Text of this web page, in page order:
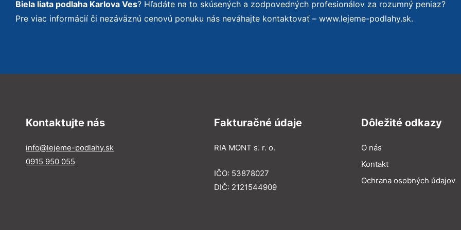
Biela liata podlaha Karlova Ves? Hľadáte na to skúsených a zodpovedných profesionálov za rozumný peniaz?
Pre viac informácií či nezáväznú cenovú ponuku nás neváhajte kontaktovať – www.lejeme-podlahy.sk.
Kontaktujte nás
info@lejeme-podlahy.sk
0915 950 055
Fakturačné údaje
RIA MONT s. r. o.
IČO: 53878027
DIČ: 2121544909
Dôležité odkazy
O nás
Kontakt
Ochrana osobných údajov